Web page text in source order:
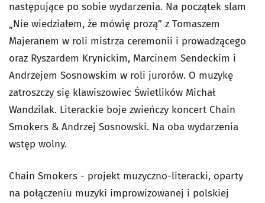
następujące po sobie wydarzenia. Na początek slam
„Nie wiedziałem, że mówię prozą” z Tomaszem
Majeranem w roli mistrza ceremonii i prowadzącego
oraz Ryszardem Krynickim, Marcinem Sendeckim i
Andrzejem Sosnowskim w roli jurorów. O muzykę
zatroszczy się klawiszowiec Świetlików Michał
Wandzilak. Literackie boje zwieńczy koncert Chain
Smokers & Andrzej Sosnowski. Na oba wydarzenia
wstęp wolny.
Chain Smokers - projekt muzyczno-literacki, oparty
na połączeniu muzyki improwizowanej i polskiej